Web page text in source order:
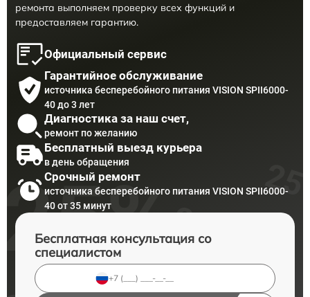
ремонта выполняем проверку всех функций и
предоставляем гарантию.
Официальный сервис
Гарантийное обслуживание
источника бесперебойного питания VISION SPII6000-
40 до 3 лет
Диагностика за наш счет,
ремонт по желанию
Бесплатный выезд курьера
в день обращения
Срочный ремонт
источника бесперебойного питания VISION SPII6000-
40 от 35 минут
Бесплатная консультация со
специалистом